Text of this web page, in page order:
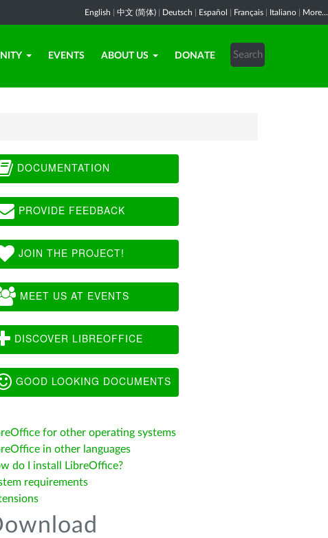
English 中文 (简体) Deutsch Español Français Italiano More...
EVENTS ABOUT US DONATE
DOCUMENTATION
PROVIDE FEEDBACK
JOIN THE PROJECT!
MEET US AT EVENTS
DISCOVER LIBREOFFICE
GOOD LOOKING DOCUMENTS
for other operating systems
in other languages
do I install LibreOffice?
requirements